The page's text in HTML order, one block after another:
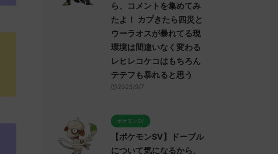
ら、コメントを集めてみ
たよ！ カプきたら四災と
ウーラオスが暴れてる現
環境は間違いなく変わる
レヒレコケコはもちろん
テテフも暴れると思う
2023/9/7
ポケモンSV
【ポケモンSV】ドーブル
について気になるから、